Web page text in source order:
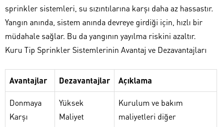
sprinkler sistemleri, su sızıntılarına karşı daha az hassastır.
Yangın anında, sistem anında devreye girdiği için, hızlı bir
müdahale sağlar. Bu da yangının yayılma riskini azaltır.
Kuru Tip Sprinkler Sistemlerinin Avantaj ve Dezavantajları
Avantajlar Dezavantajlar Açıklama
Donmaya
Karşı
Yüksek
Maliyet
Kurulum ve bakım
maliyetleri diğer